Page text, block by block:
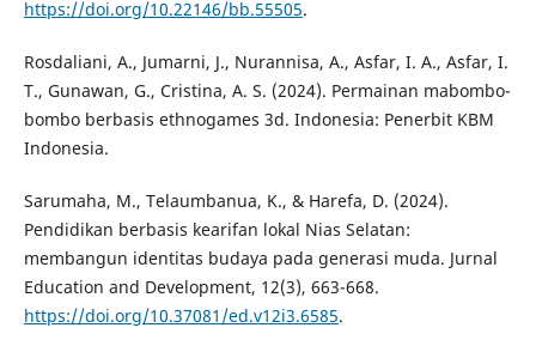
https://doi.org/10.22146/bb.55505.
Rosdaliani, A., Jumarni, J., Nurannisa, A., Asfar, I. A., Asfar, I.
T., Gunawan, G., Cristina, A. S. (2024). Permainan mabombo-
bombo berbasis ethnogames 3d. Indonesia: Penerbit KBM
Indonesia.
Sarumaha, M., Telaumbanua, K., & Harefa, D. (2024).
Pendidikan berbasis kearifan lokal Nias Selatan:
membangun identitas budaya pada generasi muda. Jurnal
Education and Development, 12(3), 663-668.
https://doi.org/10.37081/ed.v12i3.6585.